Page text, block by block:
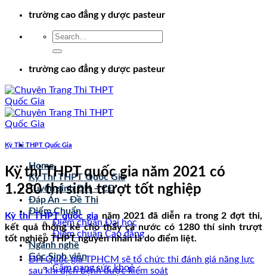
Chuyểntrường cao đẳng y dược pasteur
trường cao đẳng y dược pasteur
Home
Kỳ Thi THPT Quốc Gia
Tuyển sinh ĐH – CĐ
Đáp Án – Đề Thi
Điểm Chuẩn
Điểm chuẩn Đại học
Điểm chuẩn Cao đẳng
Ngành nghề
Góc Sinh viên
Cẩm nang sức khoẻ
Kỳ Thi THPT Quốc Gia
Kỳ thi THPT quốc gia năm 2021 có
1.280 thí sinh trượt tốt nghiệp
Kỳ thi THPT quốc gia năm 2021 đã diễn ra trong 2 đợt thi,
kết quả thống kê cho thấy cả nước có 1280 thí sinh trượt
tốt nghiệp THPT nguyên nhân là do điểm liệt.
ĐH Quốc gia TPHCM sẽ tổ chức thi đánh giá năng lực
sau khi dịch bệnh được kiểm soát